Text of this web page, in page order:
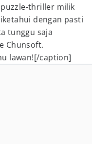
thriller milik
dengan pasti
tunggu saja
Chunsoft.
lawan![/caption]